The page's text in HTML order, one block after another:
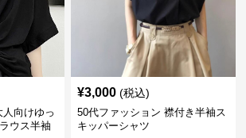
向けゆっ
ウス半袖
¥3,000 (税込)
50代ファッション 襟付き半袖ス
キッパーシャツ